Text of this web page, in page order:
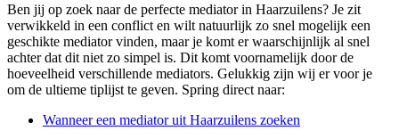
Ben jij op zoek naar de perfecte mediator in Haarzuilens? Je zit
verwikkeld in een conflict en wilt natuurlijk zo snel mogelijk een
geschikte mediator vinden, maar je komt er waarschijnlijk al snel
achter dat dit niet zo simpel is. Dit komt voornamelijk door de
hoeveelheid verschillende mediators. Gelukkig zijn wij er voor je
om de ultieme tiplijst te geven. Spring direct naar:
Wanneer een mediator uit Haarzuilens zoeken